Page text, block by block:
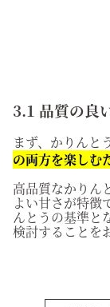
3.1 品質の良
まず、かりんと
の両方を楽しむ
高品質なかりん
よい甘さが特徴
んとうの基準と
検討することを